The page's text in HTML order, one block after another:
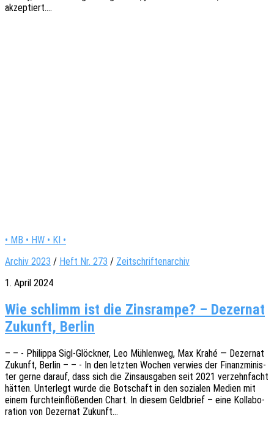
akzeptiert.…
• MB • HW • KI •
Archiv 2023 / Heft Nr. 273 / Zeitschriftenarchiv
1. April 2024
Wie schlimm ist die Zinsrampe? – Dezernat
Zukunft, Berlin
– – - Phil­ip­pa Sigl-Glöck­­ner, Leo Mühlen­weg, Max Krahé — Dezer­nat
Zukunft, Berlin – – - In den letz­ten Wochen verwies der Finanz­mi­nis­
ter gerne darauf, dass sich die Zins­aus­ga­ben seit 2021 verzehn­facht
hätten. Unter­legt wurde die Botschaft in den sozia­len Medien mit
einem furcht­ein­flö­ßen­den Chart. In diesem Geld­brief – eine Kolla­bo­
ra­ti­on von Dezer­nat Zukunft…